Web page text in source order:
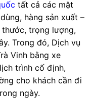
tất cả các mặt
hàng sản xuất –
trọng lượng,
Trong đó, Dịch vụ
Vinh bằng xe
trình cố định,
cho khách cần đi
ngày.